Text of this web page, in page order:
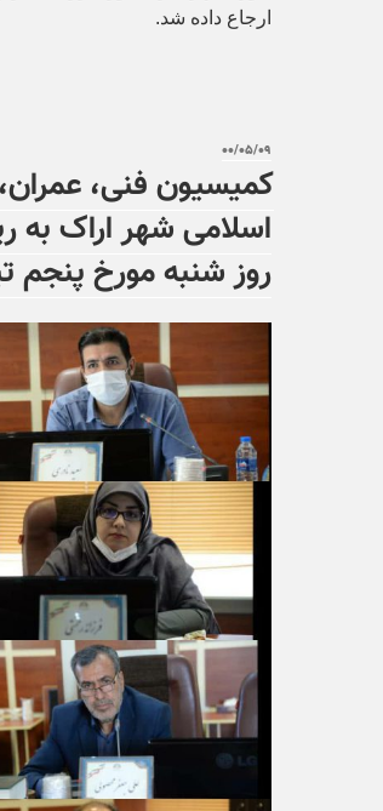
ارجاع داده شد.
۰۰/۰۵/۰۹
کمیسیون فنی،
اسلامی شهر اراک
روز شنبه مورخ پنجم تیر ماه